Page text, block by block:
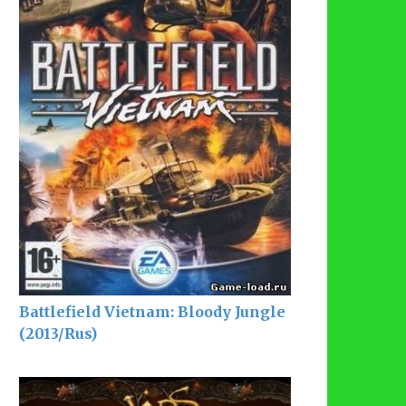
Battlefield Vietnam: Bloody Jungle
(2013/Rus)